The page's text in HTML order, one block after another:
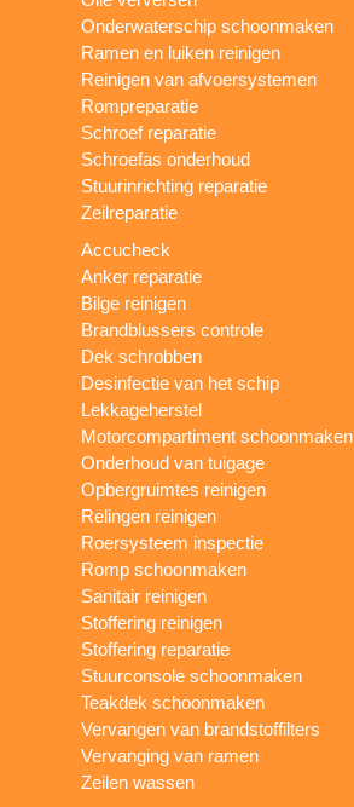
Onderwaterschip schoonmaken
Ramen en luiken reinigen
Reinigen van afvoersystemen
Rompreparatie
Schroef reparatie
Schroefas onderhoud
Stuurinrichting reparatie
Zeilreparatie
Accucheck
Anker reparatie
Bilge reinigen
Brandblussers controle
Dek schrobben
Desinfectie van het schip
Lekkageherstel
Motorcompartiment schoonmaken
Onderhoud van tuigage
Opbergruimtes reinigen
Relingen reinigen
Roersysteem inspectie
Romp schoonmaken
Sanitair reinigen
Stoffering reinigen
Stoffering reparatie
Stuurconsole schoonmaken
Teakdek schoonmaken
Vervangen van brandstoffilters
Vervanging van ramen
Zeilen wassen